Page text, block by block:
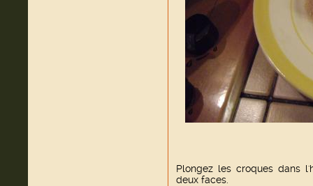
Plongez les croques dans
deux faces.